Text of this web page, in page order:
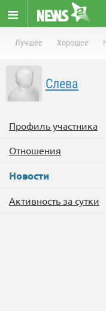
Лучшее Хорошее
Слева
Профиль участника
Отношения
Новости
Активность за сутки